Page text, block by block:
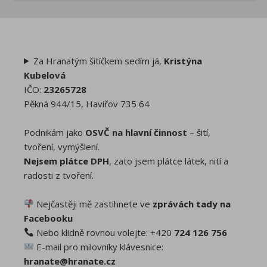
Za Hranatým šitíčkem sedím já, Kristýna
Kubelová
IČO: 23265728
Pěkná 944/15, Havířov 735 64
Podnikám jako OSVČ na hlavní činnost – šití,
tvoření, vymýšlení.
Nejsem plátce DPH, zato jsem plátce látek, nití a
radosti z tvoření.
Nejčastěji mě zastihnete ve zprávách tady na
Facebooku
Nebo klidně rovnou volejte: +420 724 126 756
E-mail pro milovníky klávesnice:
hranate@hranate.cz